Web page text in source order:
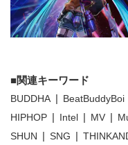
関連キーワード
BUDDHA BeatBuddyBoi
HIPHOP
Intel MV
SHUN
SNG